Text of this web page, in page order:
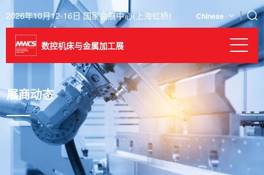
2026年10月12-16日 国家会展中心(上海虹桥) Chinese
数控机床与金属加工展
展商动态